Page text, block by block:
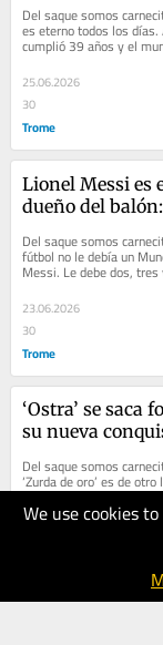
We use cookies
Del saque somos
es eterno todos los días.
cumplió 39 años y el
saludó con videos, cartas
Es el...
25.06.2026
30
Trome
Lionel Messi es
dueño del
reino y nadie
Del saque somos
fútbol no le debía un
Messi. Le debe dos,
más. Ayer marcó un
Austria,...
23.06.2026
30
Trome
‘Ostra’ se saca
su nueva
enfermera y
guardia hasta el
amanecer
Del saque somos
‘Zurda de oro’ es de
más grande voleibolista
esta tierra entró en